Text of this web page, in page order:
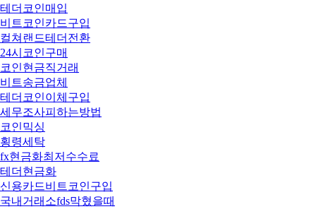
테더코인매입
비트코인카드구입
컬쳐랜드테더전환
24시코인구매
코인현금직거래
비트송금업체
테더코인이체구입
세무조사피하는방법
코인믹싱
횡령세탁
fx현금화최저수수료
테더현금화
신용카드비트코인구입
국내거래소fds막혔을때